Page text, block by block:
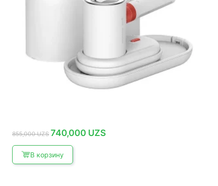
855,000UZS Первоначальная
цена
855,000 UZS.
740,000 UZS
В корзину